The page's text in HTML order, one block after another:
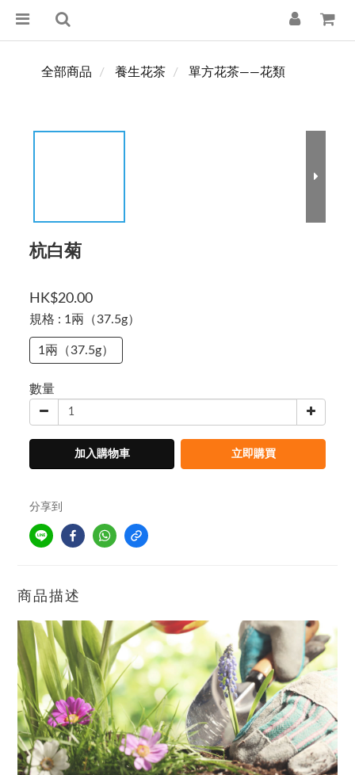
全部商品 養生花茶 單方花茶——花類
杭白菊
HK$20.00
規格 : 1兩（37.5g）
1兩（37.5g）
數量
加入購物車 立即購買
分享到
商品描述